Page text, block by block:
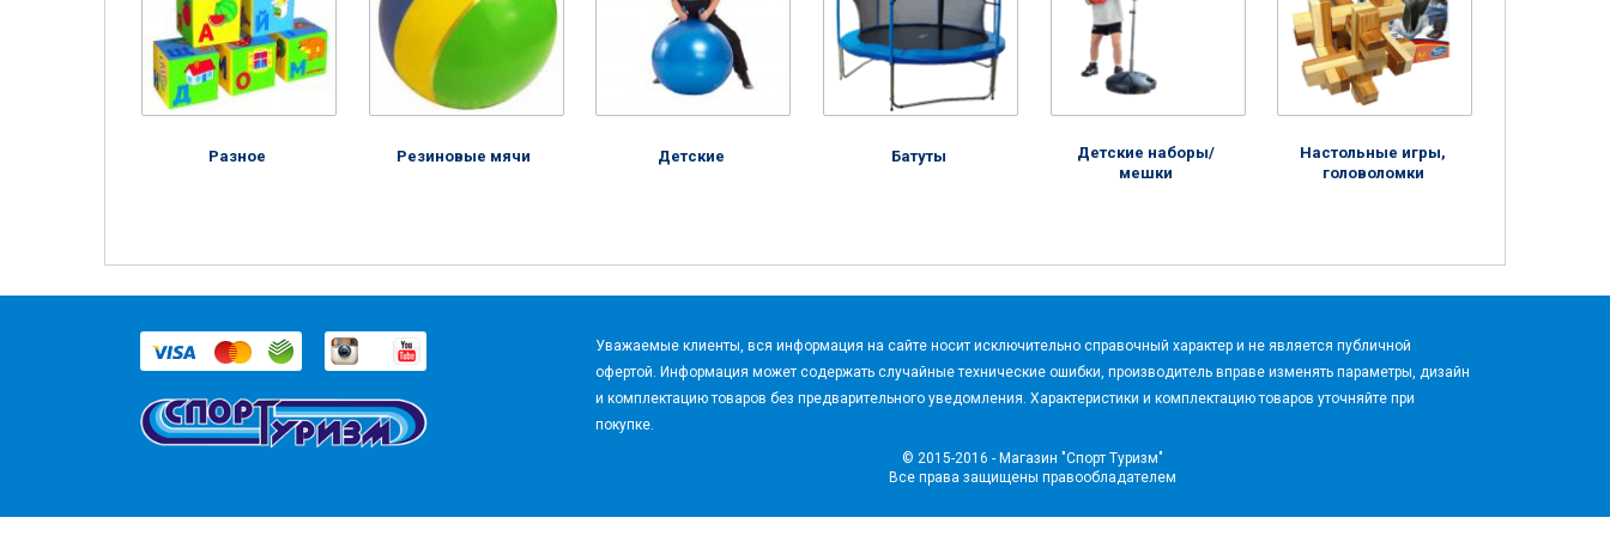
Разное Резиновые мячи Детские Батуты
Детские наборы/
мешки
Настольные игры,
головоломки
Уважаемые клиенты, вся информация на сайте носит исключительно справочный характер и не является публичной
офертой. Информация может содержать случайные технические ошибки, производитель вправе изменять параметры, дизайн
и комплектацию товаров без предварительного уведомления. Характеристики и комплектацию товаров уточняйте при
покупке.
© 2015-2016 - Магазин "Спорт Туризм"
Все права защищены правообладателем